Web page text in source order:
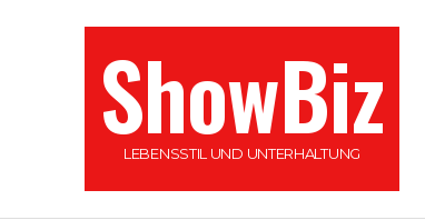
ShowBiz
LEBENSSTIL UND UNTERHALTUNG